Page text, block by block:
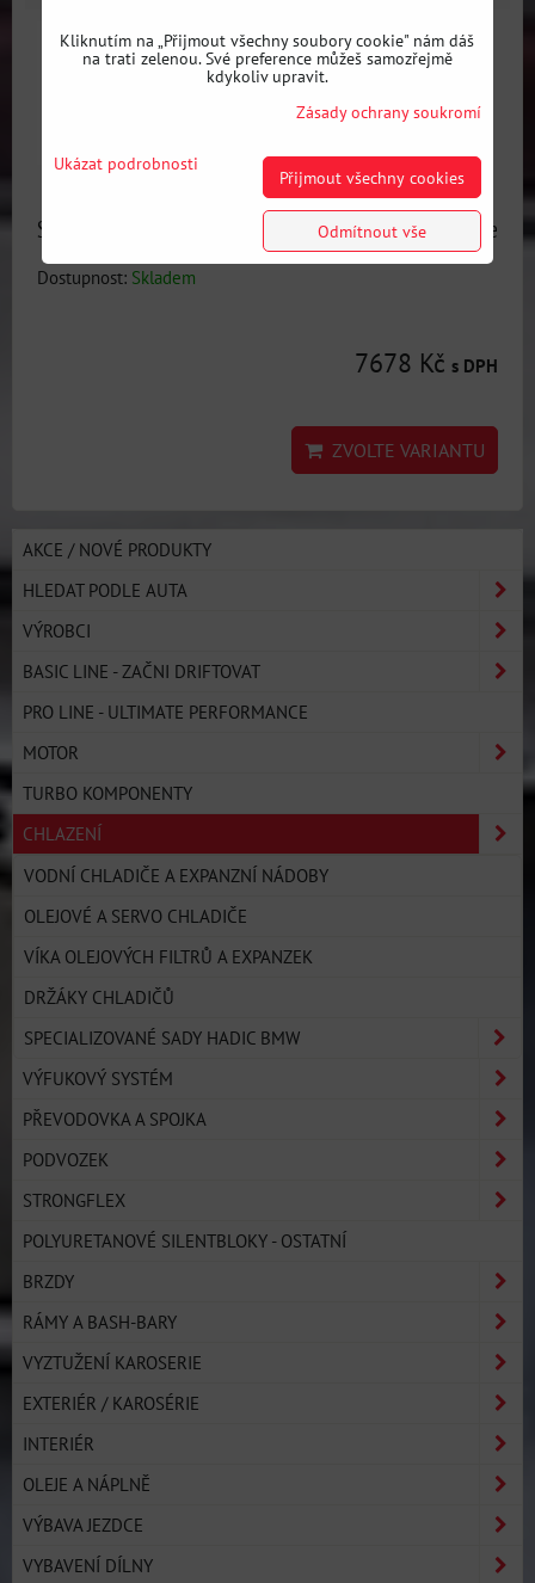
SET víčka olejového filtru pro BMW + chladič + AN10 hadice
Dostupnost: Skladem
7678 Kč s DPH
ZVOLTE VARIANTU
AKCE / NOVÉ PRODUKTY
HLEDAT PODLE AUTA
VÝROBCI
BASIC LINE - ZAČNI DRIFTOVAT
PRO LINE - ULTIMATE PERFORMANCE
MOTOR
TURBO KOMPONENTY
CHLAZENÍ
VODNÍ CHLADIČE A EXPANZNÍ NÁDOBY
OLEJOVÉ A SERVO CHLADIČE
VÍKA OLEJOVÝCH FILTRŮ A EXPANZEK
DRŽÁKY CHLADIČŮ
SPECIALIZOVANÉ SADY HADIC BMW
VÝFUKOVÝ SYSTÉM
PŘEVODOVKA A SPOJKA
PODVOZEK
STRONGFLEX
POLYURETANOVÉ SILENTBLOKY - OSTATNÍ
BRZDY
RÁMY A BASH-BARY
VYZTUŽENÍ KAROSERIE
EXTERIÉR / KAROSÉRIE
INTERIÉR
OLEJE A NÁPLNĚ
VÝBAVA JEZDCE
VYBAVENÍ DÍLNY
Kliknutím na „Přijmout všechny soubory cookie" nám dáš
na trati zelenou. Své preference můžeš samozřejmě
kdykoliv upravit.
Zásady ochrany soukromí
Ukázat podrobnosti
Přijmout všechny cookies
Odmítnout vše